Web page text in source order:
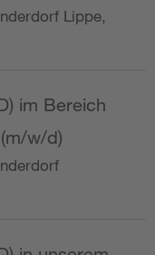
Lippe,
im Bereich
w/d)